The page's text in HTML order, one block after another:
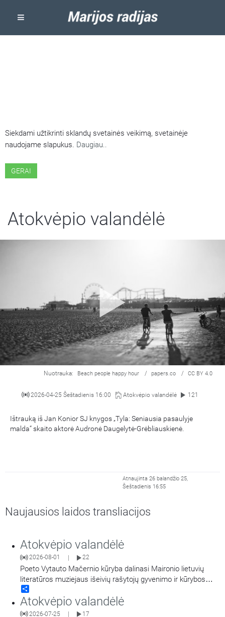
Siekdami užtikrinti sklandų svetainės veikimą, svetainėje
naudojame slapukus. Daugiau..
GERAI
Atokvėpio valandėlė
Nuotrauka: Beach people happy hour / papers.co / CC BY 4.0
2026-04-25 Šeštadienis 16:00 Atokvėpio valandėlė 121
Ištrauką iš Jan Konior SJ knygos „Tyla: Seniausia pasaulyje
malda“ skaito aktorė Audronė Daugelytė-Grėbliauskienė.
Atnaujinta 26 balandžio 25,
Šeštadienis 16:55
Naujausios laidos transliacijos
Atokvėpio valandėlė
2026-08-01 22
Poeto Vytauto Mačernio kūryba dalinasi Maironio lietuvių
literatūros muziejaus išeivių rašytojų gyvenimo ir kūrybos
tyrinėtoja Virginija Paplauskienė.
Atokvėpio valandėlė
2026-07-25 17